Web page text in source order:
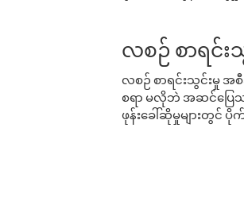
လစဉ် စာရင်း
လစဉ် စာရင်းသွင်းမှု အ
စရာ မလိုဘဲ အဆင်ပြေ
ဖုန်းခေါ်ဆိုမှုများတွင်